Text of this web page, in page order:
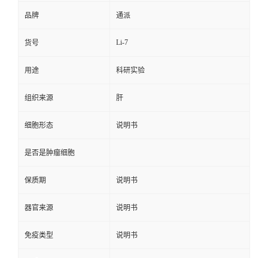
品牌 通派
货号 Li-7
用途 科研实验
组织来源 肝
细胞形态 说明书
是否是肿瘤细胞
保质期 说明书
器官来源 说明书
免疫类型 说明书